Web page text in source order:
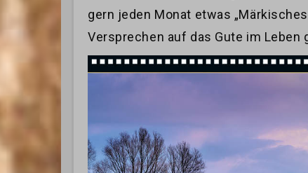
gern jeden Monat etwas
Versprechen auf das Gute im